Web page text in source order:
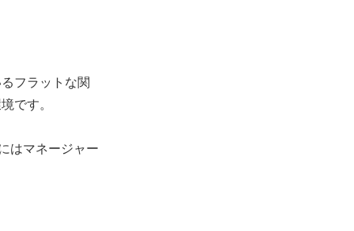
フラットな関
です。
はマネージャー